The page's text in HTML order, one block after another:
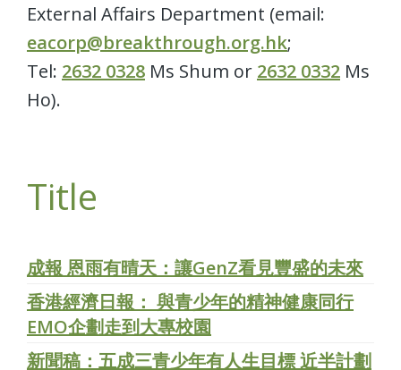
External Affairs Department (email:
eacorp@breakthrough.org.hk;
Tel: 2632 0328 Ms Shum or 2632 0332 Ms
Ho).
Title
成報 恩雨有晴天：讓GenZ看見豐盛的未來
香港經濟日報： 與青少年的精神健康同行
EMO企劃走到大專校園
新聞稿：五成三青少年有人生目標 近半計劃